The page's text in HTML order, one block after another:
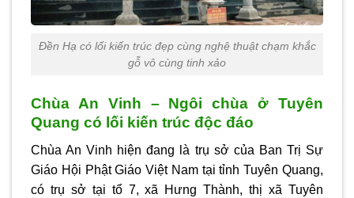
Đền Hạ có lối kiến trúc đẹp cùng nghệ thuật chạm khắc
gỗ vô cùng tinh xảo
Chùa An Vinh – Ngôi chùa ở Tuyên
Quang có lối kiến trúc độc đáo
Chùa An Vinh hiện đang là trụ sở của Ban Trị Sự
Giáo Hội Phật Giáo Việt Nam tại tỉnh Tuyên Quang,
có trụ sở tại tổ 7, xã Hưng Thành, thị xã Tuyên